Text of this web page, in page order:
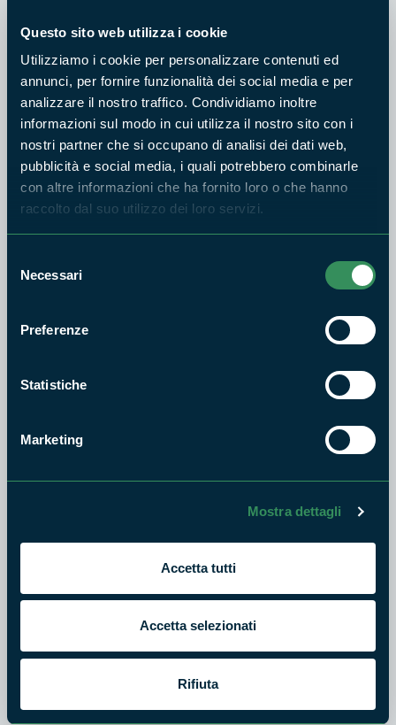
Questo sito web utilizza i cookie
Utilizziamo i cookie per personalizzare contenuti ed
annunci, per fornire funzionalità dei social media e per
analizzare il nostro traffico. Condividiamo inoltre
informazioni sul modo in cui utilizza il nostro sito con i
nostri partner che si occupano di analisi dei dati web,
pubblicità e social media, i quali potrebbero combinarle
con altre informazioni che ha fornito loro o che hanno
raccolto dal suo utilizzo dei loro servizi.
delNecessari
Preferenze
Statistiche
Marketing
Mostra dettagli
Accetta tutti
Accetta selezionati
Rifiuta
PARCO BRACCIANO - MARTIGNANO
Da Manziana agli Archi di
Boccalupo - TESORI
NATURALI 2026
9
AGO
2026
Escursioni e visite guidate sui
PARCO MONTI LUCRETILI
Expo del parco 2026 - San
8